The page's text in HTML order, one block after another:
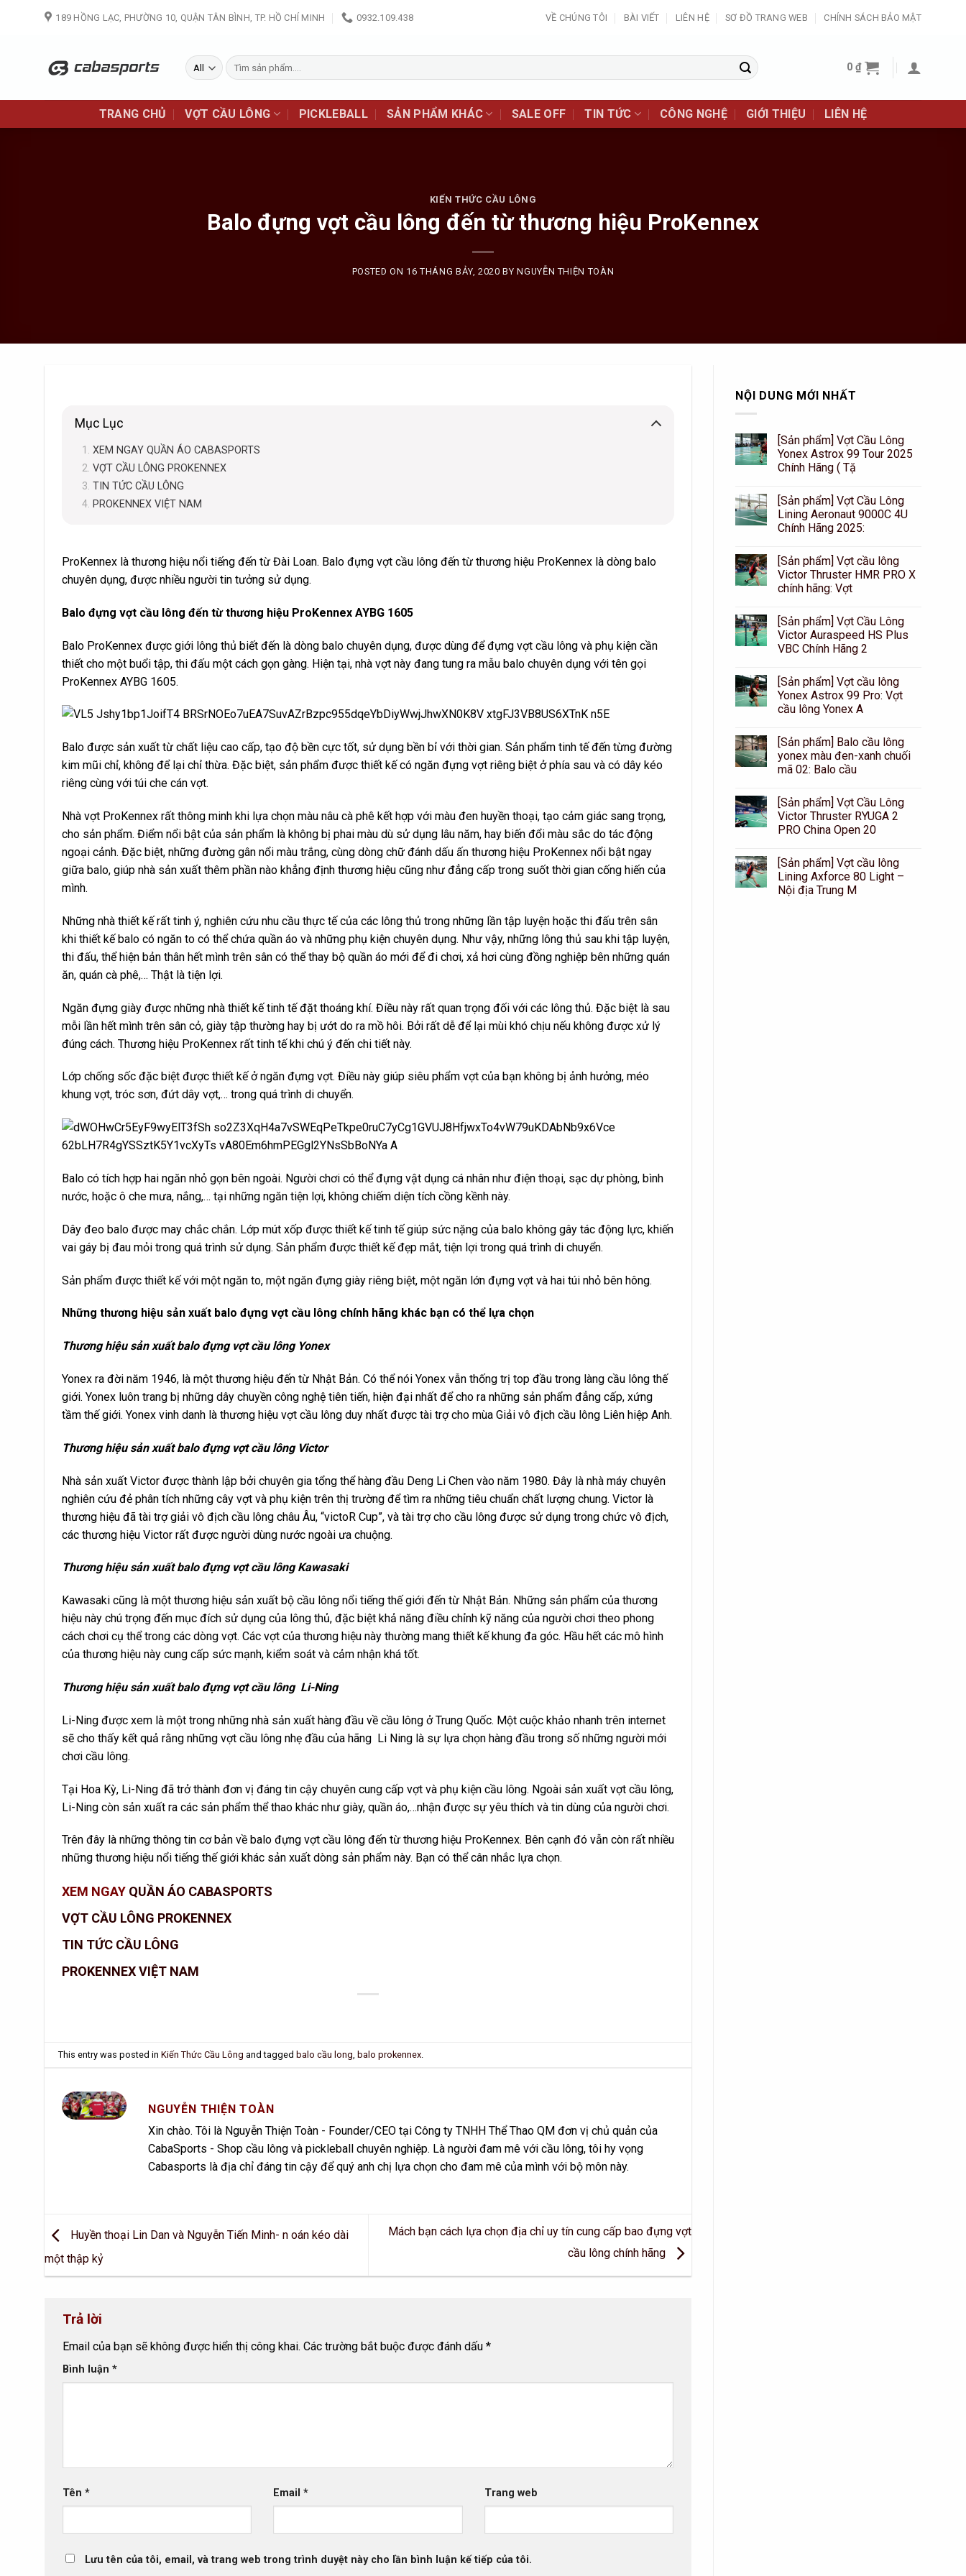
189 HỒNG LẠC, PHƯỜNG 10, QUẬN TÂN BÌNH, TP. HỒ CHÍ MINH 0932.109.438 VỀ CHÚNG TÔI BÀI VIẾT LIÊN HỆ SƠ ĐỒ TRANG WEB CHÍNH SÁCH BẢO MẬT
Tìm
kiếm:
0₫
TRANG CHỦ VỢT CẦU LÔNG PICKLEBALL SẢN PHẨM KHÁC SALE OFF TIN TỨC CÔNG NGHỆ GIỚI THIỆU LIÊN HỆ
KIẾN THỨC CẦU LÔNG
Balo đựng vợt cầu lông đến từ thương hiệu ProKennex
POSTED ON 16 THÁNG BẢY, 2020 BYNGUYỄN THIỆN TOÀN
Mục Lục
XEM NGAY QUẦN ÁO CABASPORTS
VỢT CẦU LÔNG PROKENNEX
TIN TỨC CẦU LÔNG
PROKENNEX VIỆT NAM
ProKennex là thương hiệu nổi tiếng đến từ Đài Loan. Balo đựng vợt cầu lông đến từ thương hiệu ProKennex là dòng balo
chuyên dụng, được nhiều người tin tưởng sử dụng.
Balo đựng vợt cầu lông đến từ thương hiệu ProKennex AYBG 1605
Balo ProKennex được giới lông thủ biết đến là dòng balo chuyên dụng, được dùng để đựng vợt cầu lông và phụ kiện cần
thiết cho một buổi tập, thi đấu một cách gọn gàng. Hiện tại, nhà vợt này đang tung ra mẫu balo chuyên dụng với tên gọi
ProKennex AYBG 1605.
Balo được sản xuất từ chất liệu cao cấp, tạo độ bền cực tốt, sử dụng bền bỉ với thời gian. Sản phẩm tinh tế đến từng đường
kim mũi chỉ, không để lại chỉ thừa. Đặc biệt, sản phẩm được thiết kế có ngăn đựng vợt riêng biệt ở phía sau và có dây kéo
riêng cùng với túi che cán vợt.
Nhà vợt ProKennex rất thông minh khi lựa chọn màu nâu cà phê kết hợp với màu đen huyền thoại, tạo cảm giác sang trọng,
cho sản phẩm. Điểm nổi bật của sản phẩm là không bị phai màu dù sử dụng lâu năm, hay biến đổi màu sắc do tác động
ngoại cảnh. Đặc biệt, những đường gân nổi màu trắng, cùng dòng chữ đánh dấu ấn thương hiệu ProKennex nổi bật ngay
giữa balo, giúp nhà sản xuất thêm phần nào khẳng định thương hiệu cũng như đẳng cấp trong suốt thời gian cống hiến của
mình.
Những nhà thiết kế rất tinh ý, nghiên cứu nhu cầu thực tế của các lông thủ trong những lần tập luyện hoặc thi đấu trên sân
khi thiết kế balo có ngăn to có thể chứa quần áo và những phụ kiện chuyên dụng. Như vậy, những lông thủ sau khi tập luyện,
thi đấu, thể hiện bản thân hết mình trên sân có thể thay bộ quần áo mới để đi chơi, xả hơi cùng đồng nghiệp bên những quán
ăn, quán cà phê,… Thật là tiện lợi.
Ngăn đựng giày được những nhà thiết kế tinh tế đặt thoáng khí. Điều này rất quan trọng đối với các lông thủ. Đặc biệt là sau
mỗi lần hết mình trên sân cỏ, giày tập thường hay bị ướt do ra mồ hôi. Bởi rất dễ để lại mùi khó chịu nếu không được xử lý
đúng cách. Thương hiệu ProKennex rất tinh tế khi chú ý đến chi tiết này.
Lớp chống sốc đặc biệt được thiết kế ở ngăn đựng vợt. Điều này giúp siêu phẩm vợt của bạn không bị ảnh hưởng, méo
khung vợt, tróc sơn, đứt dây vợt,… trong quá trình di chuyển.
Balo có tích hợp hai ngăn nhỏ gọn bên ngoài. Người chơi có thể đựng vật dụng cá nhân như điện thoại, sạc dự phòng, bình
nước, hoặc ô che mưa, nắng,… tại những ngăn tiện lợi, không chiếm diện tích cồng kềnh này.
Dây đeo balo được may chắc chắn. Lớp mút xốp được thiết kế tinh tế giúp sức nặng của balo không gây tác động lực, khiến
vai gáy bị đau mỏi trong quá trình sử dụng. Sản phẩm được thiết kế đẹp mắt, tiện lợi trong quá trình di chuyển.
Sản phẩm được thiết kế với một ngăn to, một ngăn đựng giày riêng biệt, một ngăn lớn đựng vợt và hai túi nhỏ bên hông.
Những thương hiệu sản xuất balo đựng vợt cầu lông chính hãng khác bạn có thể lựa chọn
Thương hiệu sản xuất balo đựng vợt cầu lông Yonex
Yonex ra đời năm 1946, là một thương hiệu đến từ Nhật Bản. Có thể nói Yonex vẫn thống trị top đầu trong làng cầu lông thế
giới. Yonex luôn trang bị những dây chuyền công nghệ tiên tiến, hiện đại nhất để cho ra những sản phẩm đẳng cấp, xứng
tầm thế giới. Yonex vinh danh là thương hiệu vợt cầu lông duy nhất được tài trợ cho mùa Giải vô địch cầu lông Liên hiệp Anh.
Thương hiệu sản xuất balo đựng vợt cầu lông Victor
Nhà sản xuất Victor được thành lập bởi chuyên gia tổng thể hàng đầu Deng Li Chen vào năm 1980. Đây là nhà máy chuyên
nghiên cứu đẻ phân tích những cây vợt và phụ kiện trên thị trường để tìm ra những tiêu chuẩn chất lượng chung. Victor là
thương hiệu đã tài trợ giải vô địch cầu lông châu Âu, “victoR Cup”, và tài trợ cho cầu lông được sử dụng trong chức vô địch,
các thương hiệu Victor rất được người dùng nước ngoài ưa chuộng.
Thương hiệu sản xuất balo đựng vợt cầu lông Kawasaki
Kawasaki cũng là một thương hiệu sản xuất bộ cầu lông nổi tiếng thế giới đến từ Nhật Bản. Những sản phẩm của thương
hiệu này chú trọng đến mục đích sử dụng của lông thủ, đặc biệt khả năng điều chỉnh kỹ năng của người chơi theo phong
cách chơi cụ thể trong các dòng vợt. Các vợt của thương hiệu này thường mang thiết kế khung đa góc. Hầu hết các mô hình
của thương hiệu này cung cấp sức mạnh, kiểm soát và cảm nhận khá tốt.
Thương hiệu sản xuất balo đựng vợt cầu lông Li-Ning
Li-Ning được xem là một trong những nhà sản xuất hàng đầu về cầu lông ở Trung Quốc. Một cuộc khảo nhanh trên internet
sẽ cho thấy kết quả rằng những vợt cầu lông nhẹ đầu của hãng Li Ning là sự lựa chọn hàng đầu trong số những người mới
chơi cầu lông.
Tại Hoa Kỳ, Li-Ning đã trở thành đơn vị đáng tin cậy chuyên cung cấp vợt và phụ kiện cầu lông. Ngoài sản xuất vợt cầu lông,
Li-Ning còn sản xuất ra các sản phẩm thể thao khác như giày, quần áo,…nhận được sự yêu thích và tin dùng của người chơi.
Trên đây là những thông tin cơ bản về balo đựng vợt cầu lông đến từ thương hiệu ProKennex. Bên cạnh đó vẫn còn rất nhiều
những thương hiệu nổi tiếng thế giới khác sản xuất dòng sản phẩm này. Bạn có thể cân nhắc lựa chọn.
XEM NGAY QUẦN ÁO CABASPORTS
VỢT CẦU LÔNG PROKENNEX
TIN TỨC CẦU LÔNG
PROKENNEX VIỆT NAM
This entry was posted inKiến Thức Cầu Lông and taggedbalo cầu long ,balo prokennex
NGUYỄN THIỆN TOÀN
Xin chào. Tôi là Nguyễn Thiện Toàn - Founder/CEO tại Công ty TNHH Thể Thao QM đơn vị chủ quản của
CabaSports - Shop cầu lông và pickleball chuyên nghiệp. Là người đam mê với cầu lông, tôi hy vọng
Cabasports là địa chỉ đáng tin cậy để quý anh chị lựa chọn cho đam mê của mình với bộ môn này.
Huyền thoại Lin Dan và Nguyễn Tiến Minh- n oán kéo dài
một thập kỷ
Mách bạn cách lựa chọn địa chỉ uy tín cung cấp bao đựng vợt
cầu lông chính hãng
Trả lời
Email của bạn sẽ không được hiển thị công khai. Các trường bắt buộc được đánh dấu *
Bình luận *
Tên * Email* Trang web
Lưu tên của tôi, email, và trang web trong trình duyệt này cho lần bình luận kế tiếp của tôi.
NỘI DUNG MỚI NHẤT
[Sản phẩm] Vợt Cầu Lông
Yonex Astrox 99 Tour 2025
Chính Hãng ( Tặ
[Sản phẩm] Vợt Cầu Lông
Lining Aeronaut 9000C 4U
Chính Hãng 2025:
[Sản phẩm] Vợt cầu lông
Victor Thruster HMR PRO X
chính hãng: Vợt
[Sản phẩm] Vợt Cầu Lông
Victor Auraspeed HS Plus
VBC Chính Hãng 2
[Sản phẩm] Vợt cầu lông
Yonex Astrox 99 Pro: Vợt
cầu lông Yonex A
[Sản phẩm] Balo cầu lông
yonex màu đen-xanh chuối
mã 02: Balo cầu
[Sản phẩm] Vợt Cầu Lông
Victor Thruster RYUGA 2
PRO China Open 20
[Sản phẩm] Vợt cầu lông
Lining Axforce 80 Light –
Nội địa Trung M